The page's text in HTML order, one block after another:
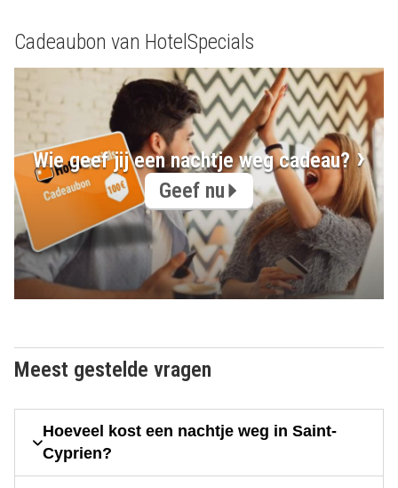
Cadeaubon van HotelSpecials
Wie geef jij een nachtje weg cadeau?
Geef nu
Meest gestelde vragen
Hoeveel kost een nachtje weg in Saint-
Cyprien?